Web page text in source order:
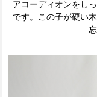
アコーディオンをし
です。この子が硬い